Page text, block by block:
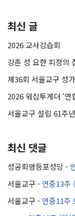
최신 글
2026 교사강습회
강촌 성 요한 피정의
제36회 서울교구 성
2026 워십투게더 ‘연
서울교구 설립 61주
최신 댓글
성공회영등포성당 -
서울교구 - 연중13주
서울교구 - 연중11주